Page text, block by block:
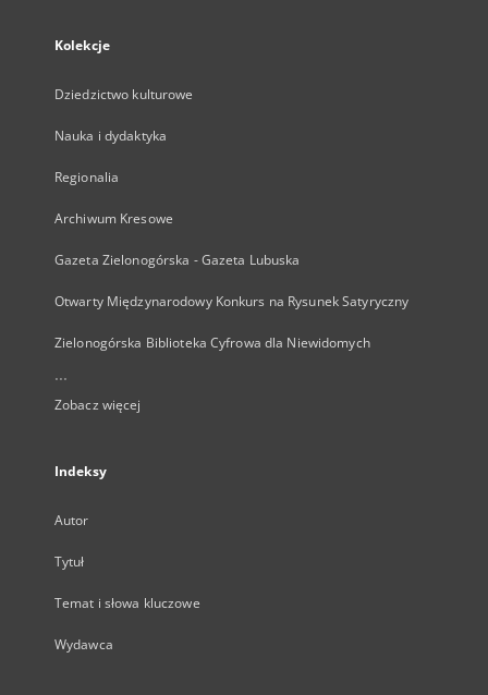
Kolekcje
Dziedzictwo kulturowe
Nauka i dydaktyka
Regionalia
Archiwum Kresowe
Gazeta Zielonogórska - Gazeta Lubuska
Otwarty Międzynarodowy Konkurs na Rysunek Satyryczny
Zielonogórska Biblioteka Cyfrowa dla Niewidomych
...
Zobacz więcej
Indeksy
Autor
Tytuł
Temat i słowa kluczowe
Wydawca